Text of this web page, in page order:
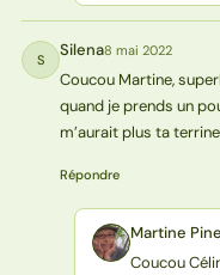
S Silena8 mai 2022
Coucou Martine,
quand je prends un
m’aurait plus ta
Répondre
MP Martine
Coucou